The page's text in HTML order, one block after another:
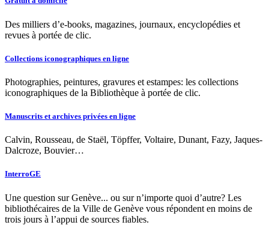
Des milliers d’e-books, magazines, journaux, encyclopédies et
revues à portée de clic.
Collections iconographiques en ligne
Photographies, peintures, gravures et estampes: les collections
iconographiques de la Bibliothèque à portée de clic.
Manuscrits et archives privées en ligne
Calvin, Rousseau, de Staël, Töpffer, Voltaire, Dunant, Fazy, Jaques-
Dalcroze, Bouvier…
InterroGE
Une question sur Genève... ou sur n’importe quoi d’autre? Les
bibliothécaires de la Ville de Genève vous répondent en moins de
trois jours à l’appui de sources fiables.